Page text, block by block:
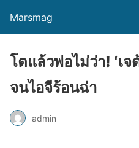
Marsmag
โตแล้วพ่อไม่ว่า! ‘เจ
จนไอจีร้อนฉ่า
admin